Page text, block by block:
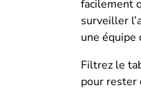
facilement
surveiller
une équipe
Filtrez le
pour rester